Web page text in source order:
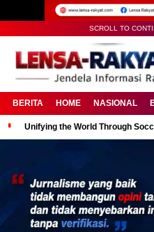
SCROLL TO
BERITA HOME NASIONAL
Unifying the World Through